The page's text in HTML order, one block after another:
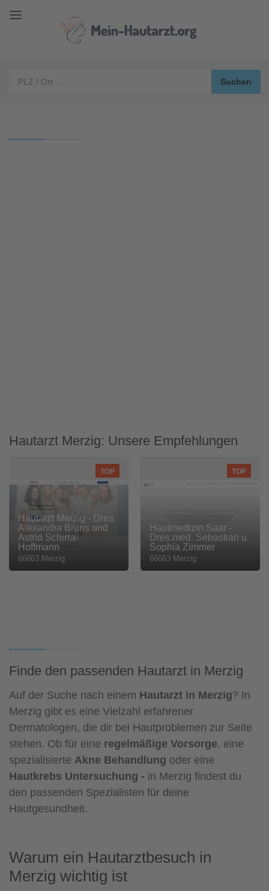
Hautarzt Merzig: Unsere Empfehlungen
TOP
Hautarzt Merzig - Dres.
Alexandra Bruns und
Astrid Schirra-
Hoffmann
66663 Merzig
TOP
Hautmedizin Saar -
Dres.med. Sebastian u.
Sophia Zimmer
66663 Merzig
Finde den passenden Hautarzt in Merzig
Auf der Suche nach einem Hautarzt in Merzig? In
Merzig gibt es eine Vielzahl erfahrener
Dermatologen, die dir bei Hautproblemen zur Seite
stehen. Ob für eine regelmäßige Vorsorge, eine
spezialisierte Akne Behandlung oder eine
Hautkrebs Untersuchung - in Merzig findest du
den passenden Spezialisten für deine
Hautgesundheit.
Warum ein Hautarztbesuch in
Merzig wichtig ist